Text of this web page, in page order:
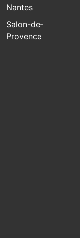
Nantes
Salon-de-
Provence